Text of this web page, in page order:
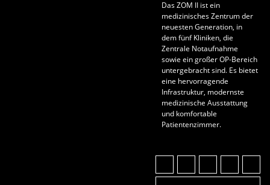
Das ZOM II ist ein
medizinisches Zentrum der
neuesten Generation, in
dem fünf Kliniken, die
Zentrale Notaufnahme
sowie ein großer OP-Bereich
untergebracht sind. Es bietet
eine hervorragende
Infrastruktur, modernste
medizinische Ausstattung
und komfortable
Patientenzimmer.